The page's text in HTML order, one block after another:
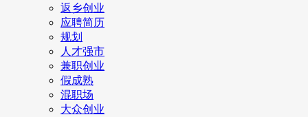
返乡创业
应聘简历
规划
人才强市
兼职创业
假成熟
混职场
大众创业